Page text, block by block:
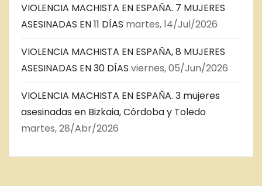
VIOLENCIA MACHISTA EN ESPAÑA. 7 MUJERES
ASESINADAS EN 11 DÍAS martes, 14/Jul/2026
VIOLENCIA MACHISTA EN ESPAÑA, 8 MUJERES
ASESINADAS EN 30 DÍAS viernes, 05/Jun/2026
VIOLENCIA MACHISTA EN ESPAÑA. 3 mujeres
asesinadas en Bizkaia, Córdoba y Toledo
martes, 28/Abr/2026